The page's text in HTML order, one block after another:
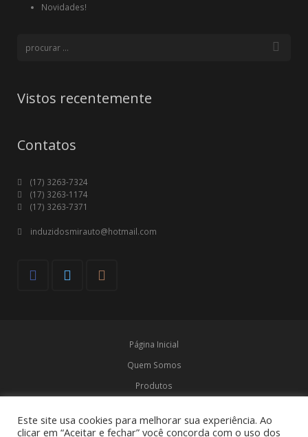
Novidades!
Vistos recentemente
Contatos
(17) 3263-7324
(17) 3263-1174
(17) 3263-7371
induzidosmirauto@hotmail.com
Página Inicial
Quem Somos
Produtos
Contato
Este site usa cookies para melhorar sua experiência. Ao
clicar em “Aceitar e fechar” você concorda com o uso dos